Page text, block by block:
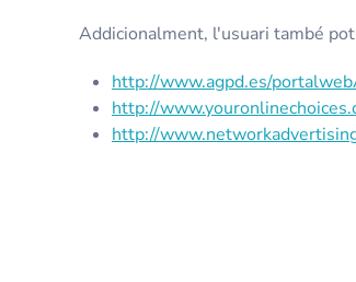
Addicionalment, l'usuari també
http://www.agpd.es/
http://
http://